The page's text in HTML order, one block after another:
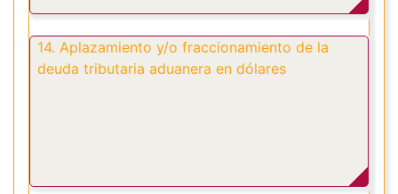
14. Aplazamiento y/o fraccionamiento de la
deuda tributaria aduanera en dólares